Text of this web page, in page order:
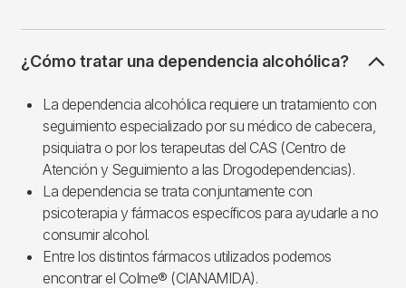
¿Cómo tratar una dependencia alcohólica?
La dependencia alcohólica requiere un tratamiento con
seguimiento especializado por su médico de cabecera,
psiquiatra o por los terapeutas del CAS (Centro de
Atención y Seguimiento a las Drogodependencias).
La dependencia se trata conjuntamente con
psicoterapia y fármacos específicos para ayudarle a no
consumir alcohol.
Entre los distintos fármacos utilizados podemos
encontrar el Colme® (CIANAMIDA).